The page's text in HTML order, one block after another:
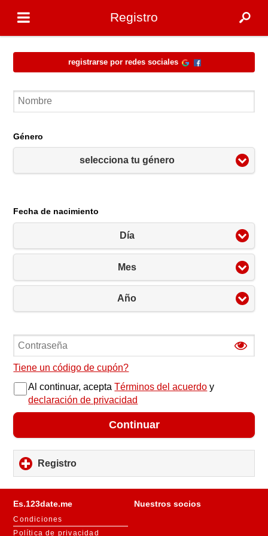
Registro
Registrarse por redes sociales
Género
selecciona tu género
Fecha de nacimiento
Día
Mes
Año
Tiene un código de cupón?
Al continuar, aceptaTérminos del acuerdo y
declaración de privacidad
Continuar
Registro
to
expand
Es.123date.me
Condiciones
Política de privacidad
Nuestros socios